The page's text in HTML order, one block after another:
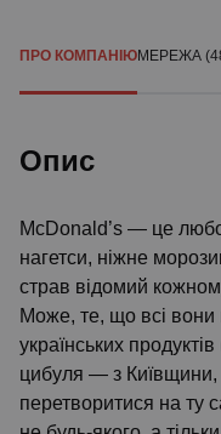
ПРО КОМПАНІЮМЕРЕЖА
Опис
McDonald’s — це
нагетси, ніжне
страв відомий
Може, те, що всі
українських
цибуля — з
перетворитися на ту